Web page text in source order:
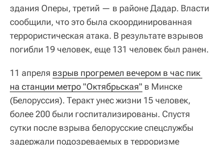
здания Оперы, третий — в районе Дадар. Власти
сообщили, что это была скоординированная
террористическая атака. В результате взрывов
погибли 19 человек, еще 131 человек был ранен.
11 апреля взрыв прогремел вечером в час пик
на станции метро "Октябрьская" в Минске
(Белоруссия). Теракт унес жизни 15 человек,
более 200 были госпитализированы. Спустя
сутки после взрыва белорусские спецслужбы
задержали подозреваемых в терроризме